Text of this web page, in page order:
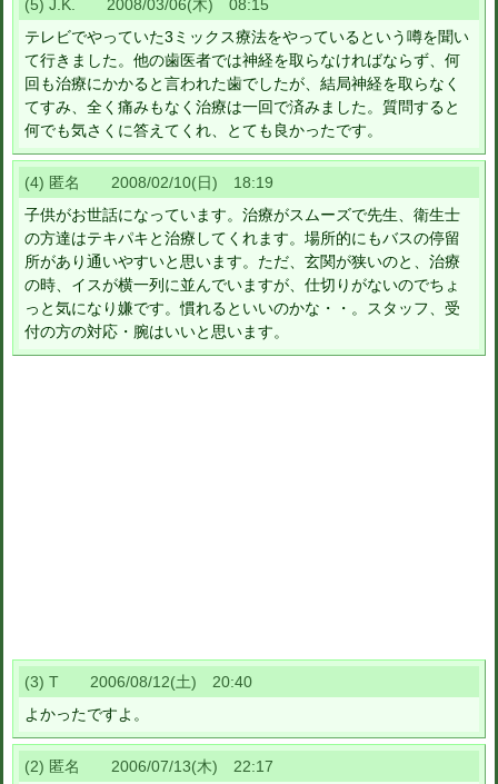
(5) J.K. 2008/03/06(木) 08:15
テレビでやっていた3ミックス療法をやっているという噂を聞い
て行きました。他の歯医者では神経を取らなければならず、何
回も治療にかかると言われた歯でしたが、結局神経を取らなく
てすみ、全く痛みもなく治療は一回で済みました。質問すると
何でも気さくに答えてくれ、とても良かったです。
(4) 匿名 2008/02/10(日) 18:19
子供がお世話になっています。治療がスムーズで先生、衛生士
の方達はテキパキと治療してくれます。場所的にもバスの停留
所があり通いやすいと思います。ただ、玄関が狭いのと、治療
の時、イスが横一列に並んでいますが、仕切りがないのでちょ
っと気になり嫌です。慣れるといいのかな・・。スタッフ、受
付の方の対応・腕はいいと思います。
(3) T 2006/08/12(土) 20:40
よかったですよ。
(2) 匿名 2006/07/13(木) 22:17